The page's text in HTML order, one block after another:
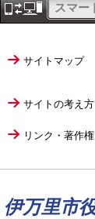
スマー
サイトマップ
サイトの考え方
リンク・著作権
伊万里市